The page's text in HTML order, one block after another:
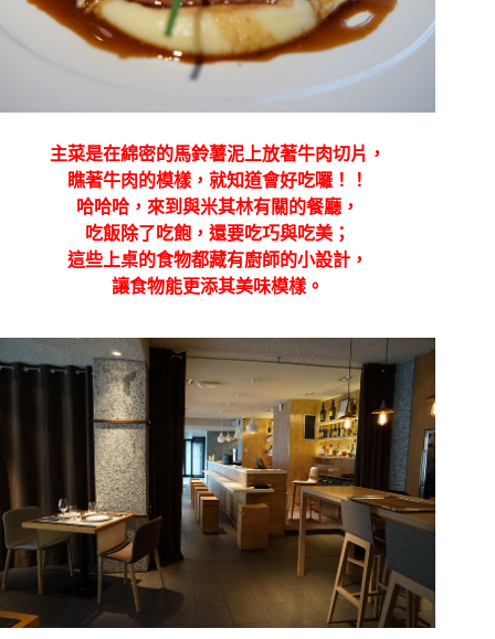
主菜是在綿密的馬鈴薯泥上放著牛肉切片，
瞧著牛肉的模樣，就知道會好吃囉！！
哈哈哈，來到與米其林有關的餐廳，
吃飯除了吃飽，還要吃巧與吃美；
這些上桌的食物都藏有廚師的小設計，
讓食物能更添其美味模樣。